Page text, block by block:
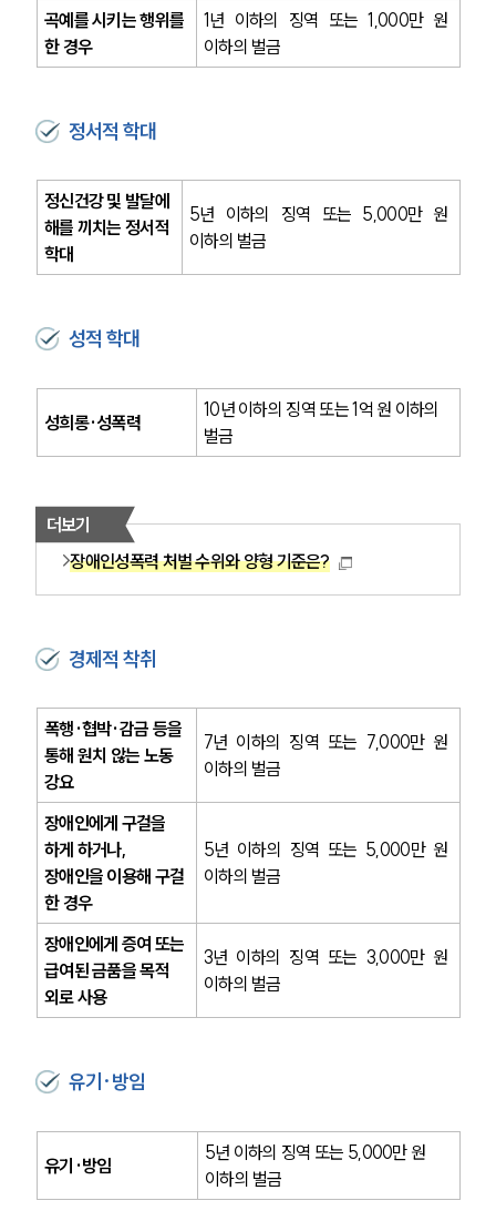
오시는 길
글로벌 파트너 로펌
고객의 소리
통합검색
AI대륜
업무사례
형사 주요 업무사례
사례분석/최신동향
형사 법률정보
법률지식인
형사그룹 업무
전체
곡예를 시키는 행위를
한 경우
1년 이하의 징역 또는 1,000만 원
이하의 벌금
정서적 학대
정신건강 및 발달에
해를 끼치는 정서적
학대
5년 이하의 징역 또는 5,000만 원
이하의 벌금
성적 학대
성희롱·성폭력
10년 이하의 징역 또는 1억 원 이하의
벌금
더보기
장애인성폭력 처벌 수위와 양형 기준은?
경제적 착취
폭행·협박·감금 등을
통해 원치 않는 노동
강요
7년 이하의 징역 또는 7,000만 원
이하의 벌금
장애인에게 구걸을
하게 하거나,
장애인을 이용해 구걸
한 경우
5년 이하의 징역 또는 5,000만 원
이하의 벌금
장애인에게 증여 또는
급여된 금품을 목적
외로 사용
3년 이하의 징역 또는 3,000만 원
이하의 벌금
유기·방임
유기·방임
5년 이하의 징역 또는 5,000만 원
이하의 벌금